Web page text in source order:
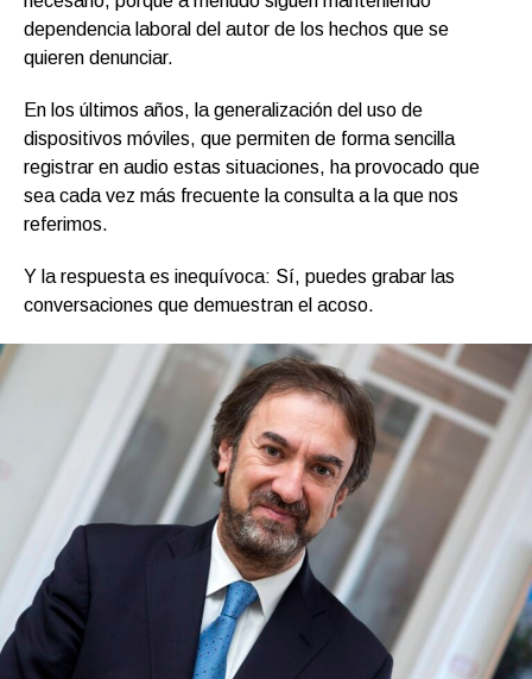
dependencia laboral del autor de los hechos que se
quieren denunciar.
En los últimos años, la generalización del uso de
dispositivos móviles, que permiten de forma sencilla
registrar en audio estas situaciones, ha provocado que
sea cada vez más frecuente la consulta a la que nos
referimos.
Y la respuesta es inequívoca: Sí, puedes grabar las
conversaciones que demuestran el acoso.